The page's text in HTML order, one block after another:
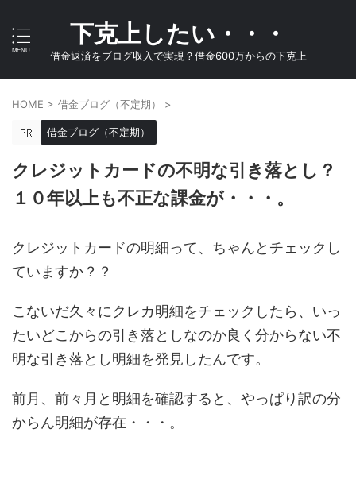
下克上したい・・・
借金返済をブログ収入で実現？借金600万からの下克上
HOME > 借金ブログ（不定期） >
借金ブログ（不定期）
クレジットカードの不明な引き落とし？
１０年以上も不正な課金が・・・。
クレジットカードの明細って、ちゃんとチェックし
ていますか？？
こないだ久々にクレカ明細をチェックしたら、いっ
たいどこからの引き落としなのか良く分からない不
明な引き落とし明細を発見したんです。
前月、前々月と明細を確認すると、やっぱり訳の分
からん明細が存在・・・。